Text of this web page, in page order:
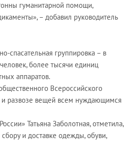
гуманитарной помощи,
– добавил руководитель
спасательная группировка – в
более тысячи единиц
аппаратов.
Всероссийского
и развозе вещей всем нуждающимся
Татьяна Заболотная, отметила,
и доставке одежды, обуви,